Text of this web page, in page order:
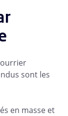
sont les
en masse et